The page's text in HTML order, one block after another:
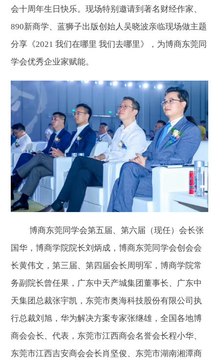
会十周年生日快乐。现场特别邀请到著名财经作家、
890新商学、蓝狮子出版创始人吴晓波亲临现场做主题
分享《2021 我们在哪里 我们去哪里》，为博商东莞同
学会优秀企业家赋能。
博商东莞同学会第五届、第六届（现任）会长张
国华，博商学院院长刘炳成，博商东莞同学会创会会
长黄伟文，第三届、第四届会长周明军，博商学院常
务副院长曾任果，广东中天产城集团董事长、广东中
天集团总裁张宇凯，东莞市奥海科技股份有限公司执
行总裁刘旭，华为解决方案专家张继雄，全国各地博
商会会长、代表，东莞市江西商会名誉会长程小华、
东莞市江西吉安商会会长肖坚俊、东莞市湖南湘潭商